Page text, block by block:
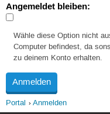
Angemeldet bleiben:
Wähle diese Option nicht
Computer befindest, da
zu deinem Konto erhalten.
Portal Anmelden